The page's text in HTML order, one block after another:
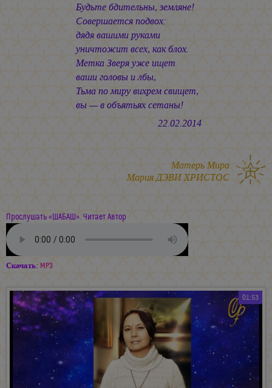
Будьте бдительны, земляне!
Совершается подвох:
дядя вашими руками
уничтожит всех, как блох.
Метка Зверя уже ищет
ваши головы и лбы,
Тьма по миру вихрем свищет,
вы — в объятьях сетаны!
22.02.2014
Матерь Мира
Мария ДЭВИ ХРИСТОС
Прослушать «ШАБАШ». Читает Автор
Скачать: MP3
01:53